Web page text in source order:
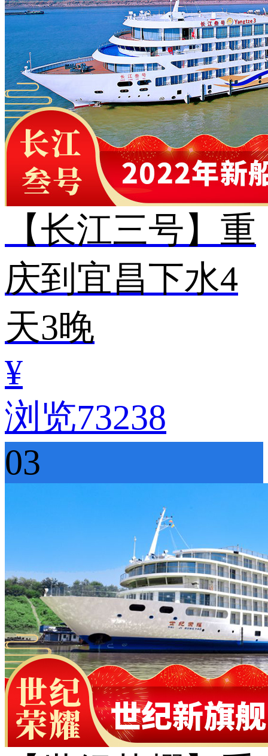
【长江三号】重
庆到宜昌下水4
天3晚
¥
浏览73238
03